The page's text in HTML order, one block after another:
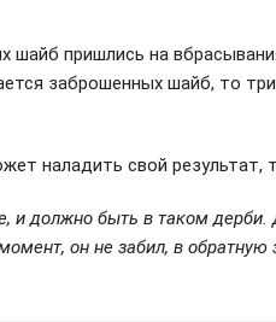
шайб пришлись на
заброшенных шайб, то
наладить свой результат,
и должно быть в таком
он не забил, в обратную